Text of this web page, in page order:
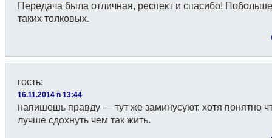
Передача была отличная, респект и спасибо!
таких толковых.
гость:
16.11.2014 в 13:44
напишешь правду — тут же заминусуют. хотя понятно
лучше сдохнуть чем так жить.